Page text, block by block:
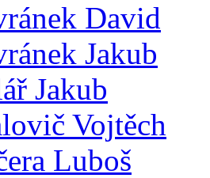
David
Jakub
Jakub
Vojtěch
Luboš